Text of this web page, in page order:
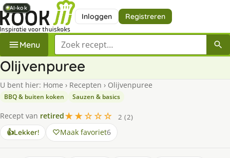
Inloggen Registreren
Menu Zoek een recept
Olijvenpuree
U bent hier: Home › Recepten › Olijvenpuree
BBQ & buiten koken Sauzen & basics
Recept van retired★★☆☆☆
2 (2)
👍Lekker! Maak favoriet6
AI-kok
AI-kok
AI-kok
AI-kok
AI-kok
AI-kok